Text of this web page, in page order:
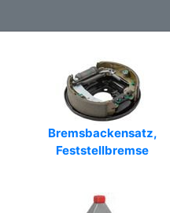
Bremsbackensatz,
Feststellbremse